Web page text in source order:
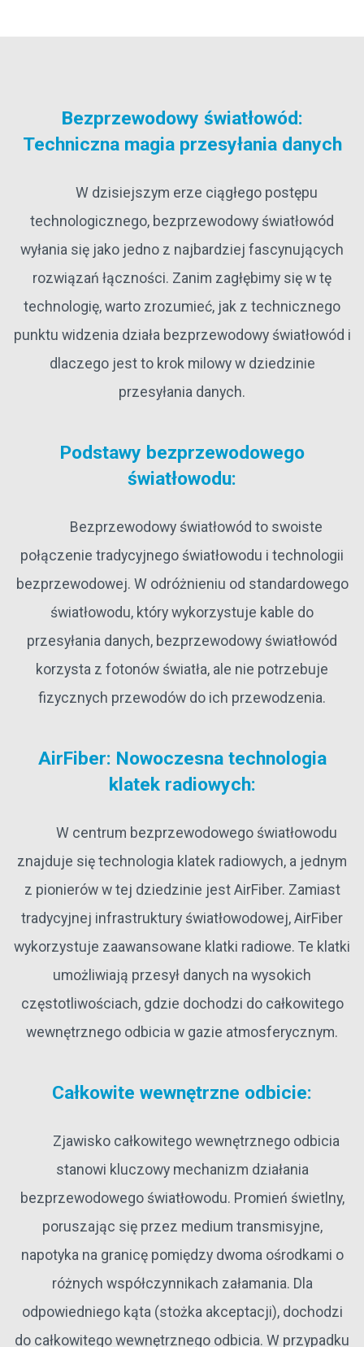
Bezprzewodowy światłowód:
Techniczna magia przesyłania danych
W dzisiejszym erze ciągłego postępu
technologicznego, bezprzewodowy światłowód
wyłania się jako jedno z najbardziej fascynujących
rozwiązań łączności. Zanim zagłębimy się w tę
technologię, warto zrozumieć, jak z technicznego
punktu widzenia działa bezprzewodowy światłowód i
dlaczego jest to krok milowy w dziedzinie
przesyłania danych.
Podstawy bezprzewodowego
światłowodu:
Bezprzewodowy światłowód to swoiste
połączenie tradycyjnego światłowodu i technologii
bezprzewodowej. W odróżnieniu od standardowego
światłowodu, który wykorzystuje kable do
przesyłania danych, bezprzewodowy światłowód
korzysta z fotonów światła, ale nie potrzebuje
fizycznych przewodów do ich przewodzenia.
AirFiber: Nowoczesna technologia
klatek radiowych:
W centrum bezprzewodowego światłowodu
znajduje się technologia klatek radiowych, a jednym
z pionierów w tej dziedzinie jest AirFiber. Zamiast
tradycyjnej infrastruktury światłowodowej, AirFiber
wykorzystuje zaawansowane klatki radiowe. Te klatki
umożliwiają przesył danych na wysokich
częstotliwościach, gdzie dochodzi do całkowitego
wewnętrznego odbicia w gazie atmosferycznym.
Całkowite wewnętrzne odbicie:
Zjawisko całkowitego wewnętrznego odbicia
stanowi kluczowy mechanizm działania
bezprzewodowego światłowodu. Promień świetlny,
poruszając się przez medium transmisyjne,
napotyka na granicę pomiędzy dwoma ośrodkami o
różnych współczynnikach załamania. Dla
odpowiedniego kąta (stożka akceptacji), dochodzi
do całkowitego wewnętrznego odbicia. W przypadku